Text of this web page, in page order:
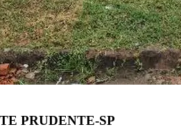
PRUDENTE-SP